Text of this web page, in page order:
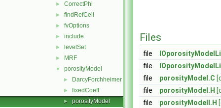
► CorrectPhi
► findRefCell
► fvOptions
► include
► levelSet
► MRF
▼ porosityModel
► DarcyForchheimer
► fixedCoeff
► porosityModel
Files
file
file
file
porosityModel.C
file
porosityModel.H
file
porosityModelI.H